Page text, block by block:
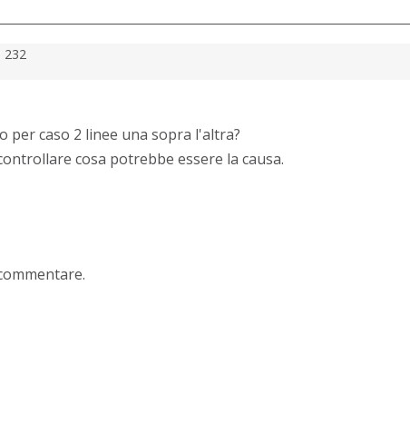
232
per caso 2 linee una sopra l'altra?
cosa potrebbe essere la causa.